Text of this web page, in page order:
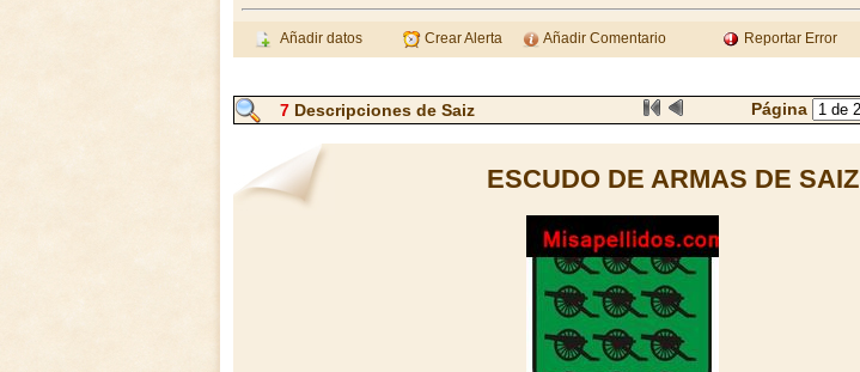
Añadir datos Crear Alerta Añadir Comentario Reportar Error
7 Descripciones de Saiz Página
ESCUDO DE ARMAS DE SAIZ